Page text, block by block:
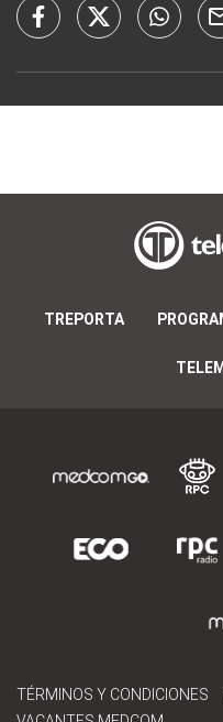
TREPORTA
TÉRMINOS Y CONDICIONES